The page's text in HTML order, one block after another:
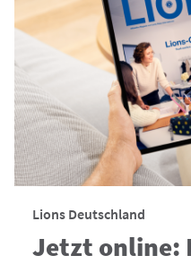
Lions Deutschland
Jetzt online: